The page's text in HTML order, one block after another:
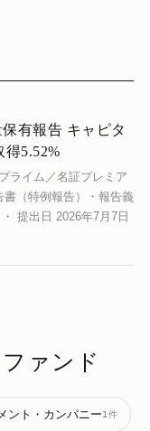
有報告 キャピタ
得5.52%
ライム／名証プレミア
書（特例報告）・報告義
提出日 2026年7月7日
ァンド
ント・カンパニー1件